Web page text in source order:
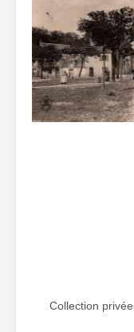
Collection